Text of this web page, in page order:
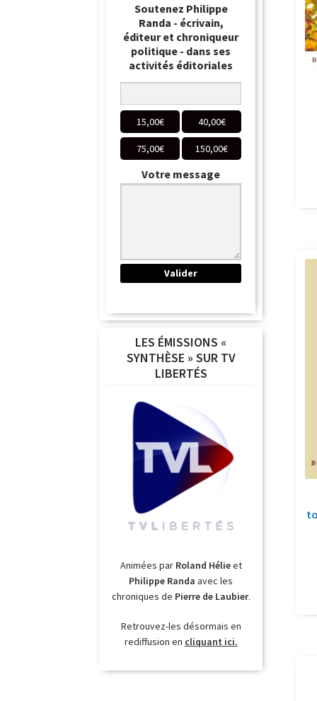
Soutenez Philippe
Randa - écrivain,
éditeur et chroniqueur
politique - dans ses
activités éditoriales
15,00€ 40,00€
75,00€ 150,00€
Votre message
LES ÉMISSIONS «
SYNTHÈSE » SUR TV
LIBERTÉS
Animées par Roland Hélieet
Philippe Randa avec les
chroniques de Pierre de Laubier.
Retrouvez-les désormais en
rediffusion en cliquant ici.